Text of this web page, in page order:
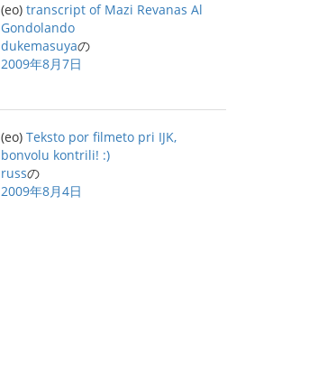
(eo) transcript of Mazi Revanas Al
Gondolando
dukemasuyaの
2009年8月7日
(eo) Teksto por filmeto pri IJK,
bonvolu kontrili! :)
russの
2009年8月4日